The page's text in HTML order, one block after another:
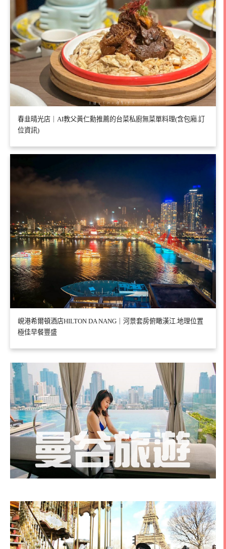
春韭晴光店｜AI教父黃仁勳推薦的台菜私廚無菜單料理(含包廂.訂
位資訊)
峴港希爾頓酒店HILTON DA NANG｜河景套房俯瞰漢江.地理位置
極佳早餐豐盛